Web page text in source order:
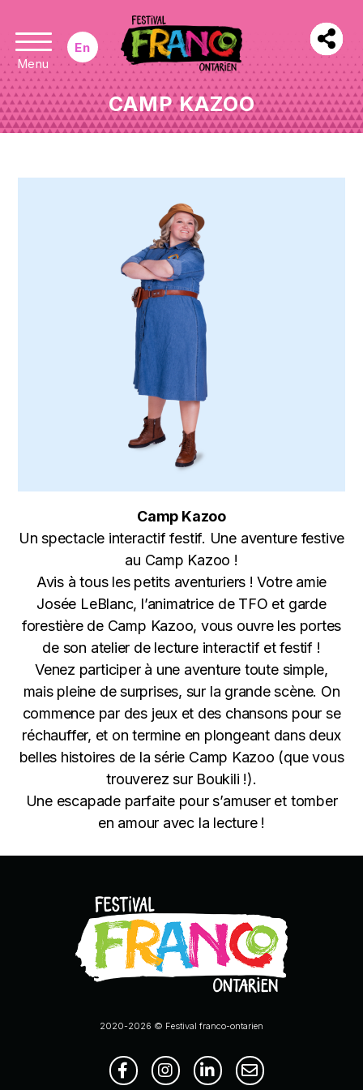
En
CAMP KAZOO
Camp Kazoo
Un spectacle interactif festif. Une aventure festive
au Camp Kazoo !
Avis à tous les petits aventuriers ! Votre amie
Josée LeBlanc, l’animatrice de TFO et garde
forestière de Camp Kazoo, vous ouvre les portes
de son atelier de lecture interactif et festif !
Venez participer à une aventure toute simple,
mais pleine de surprises, sur la grande scène. On
commence par des jeux et des chansons pour se
réchauffer, et on termine en plongeant dans deux
belles histoires de la série Camp Kazoo (que vous
trouverez sur Boukili !).
Une escapade parfaite pour s’amuser et tomber
en amour avec la lecture !
2020-2026 © Festival franco-ontarien
Menu